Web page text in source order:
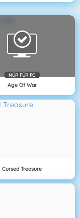
NÜR FÜR PC
Age Of War
Cursed Treasure